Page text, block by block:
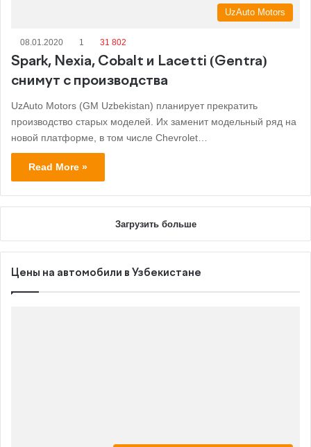
UzAuto Motors
08.01.2020 1 31 802
Spark, Nexia, Cobalt и Lacetti (Gentra)
снимут с производства
UzAuto Motors (GM Uzbekistan) планирует прекратить
производство старых моделей. Их заменит модельный ряд на
новой платформе, в том числе Chevrolet…
Read More »
Загрузить больше
Цены на автомобили в Узбекистане